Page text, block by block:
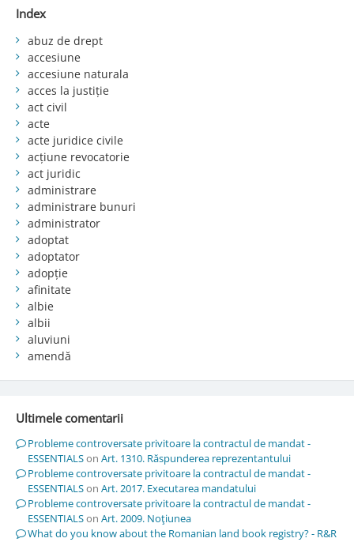
Index
abuz de drept
accesiune
accesiune naturala
acces la justiție
act civil
acte
acte juridice civile
acțiune revocatorie
act juridic
administrare
administrare bunuri
administrator
adoptat
adoptator
adopție
afinitate
albie
albii
aluviuni
amendă
Ultimele comentarii
Probleme controversate privitoare la contractul de mandat -
ESSENTIALSon Art. 1310. Răspunderea reprezentantului
Probleme controversate privitoare la contractul de mandat -
ESSENTIALSon Art. 2017. Executarea mandatului
Probleme controversate privitoare la contractul de mandat -
ESSENTIALSon Art. 2009. Noţiunea
What do you know about the Romanian land book registry? - R&R